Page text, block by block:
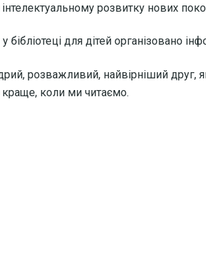
розвитку нових
бібліотеці для дітей організовано
розважливий, найвірніший друг,
коли ми читаємо.